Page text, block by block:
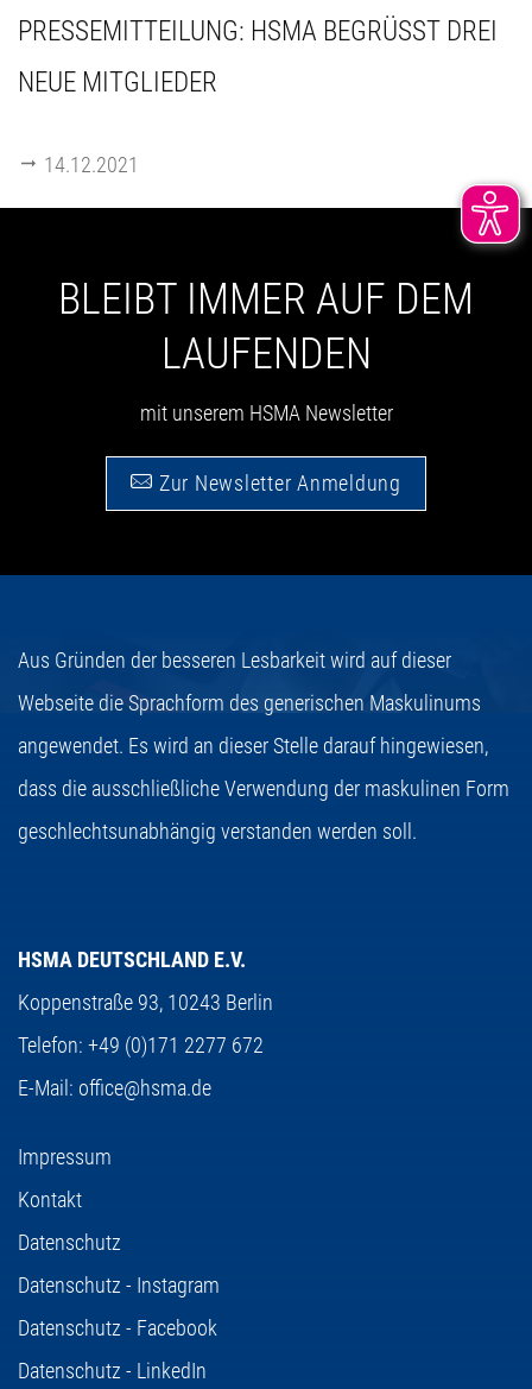
PRESSEMITTEILUNG: HSMA BEGRÜSST DREI N
EUE MITGLIEDER
14.12.2021
BLEIBT IMMER AUF DEM
LAUFENDEN
mit unserem HSMA Newsletter
Zur Newsletter Anmeldung
Aus Gründen der besseren Lesbarkeit wird auf dieser
Webseite die Sprachform des generischen Maskulinums
angewendet. Es wird an dieser Stelle darauf hingewiesen,
dass die ausschließliche Verwendung der maskulinen Form
geschlechtsunabhängig verstanden werden soll.
HSMA DEUTSCHLAND E.V.
Koppenstraße 93, 10243 Berlin
Telefon: +49 (0)171 2277 672
E-Mail: office@hsma.de
Impressum
Kontakt
Datenschutz
Datenschutz - Instagram
Datenschutz - Facebook
Datenschutz - LinkedIn